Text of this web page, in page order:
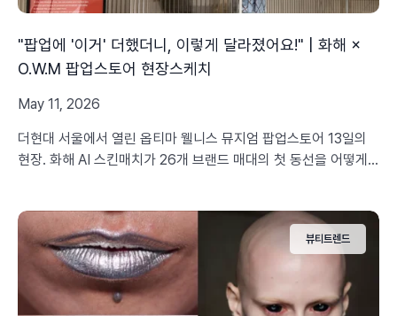
"팝업에 '이거' 더했더니, 이렇게 달라졌어요!" | 화해 ×
O.W.M 팝업스토어 현장스케치
May 11, 2026
더현대 서울에서 열린 옵티마 웰니스 뮤지엄 팝업스토어 13일의
현장. 화해 AI 스킨매치가 26개 브랜드 매대의 첫 동선을 어떻게
뷰티트렌드